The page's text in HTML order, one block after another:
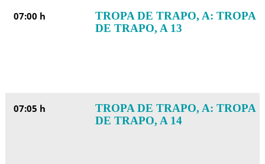
07:00 h
TROPA DE TRAPO, A: TROPA
DE TRAPO, A 13
07:05 h
TROPA DE TRAPO, A: TROPA
DE TRAPO, A 14